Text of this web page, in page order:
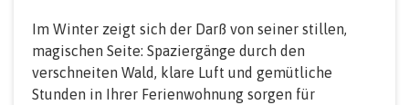
Im Winter zeigt sich der Darß von seiner stillen,
magischen Seite: Spaziergänge durch den
verschneiten Wald, klare Luft und gemütliche
Stunden in Ihrer Ferienwohnung sorgen für